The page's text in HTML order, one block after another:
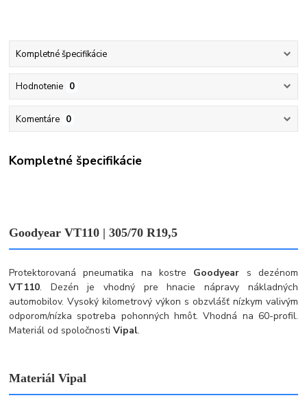
Kompletné špecifikácie
Hodnotenie 0
Komentáre 0
Kompletné špecifikácie
Goodyear VT110 | 305/70 R19,5
Protektorovaná pneumatika na kostre Goodyear s dezénom
VT110. Dezén je vhodný pre hnacie nápravy nákladných
automobilov. Vysoký kilometrový výkon s obzvlášť nízkym valivým
odporom/nízka spotreba pohonných hmôt. Vhodná na 60-profil.
Materiál od spoločnostiVipal.
Materiál Vipal